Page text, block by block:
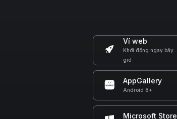
Ví web
Khởi động ngay bây
giờ
AppGallery
Android 8+
Microsoft Store